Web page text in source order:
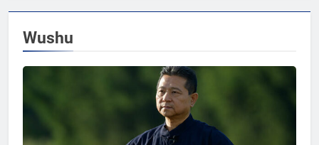
Wushu